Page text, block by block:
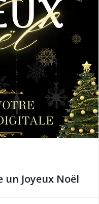
Joyeux Noël